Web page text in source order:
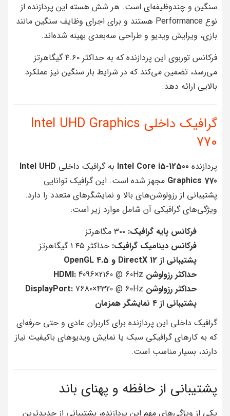
سنگین و چندوظیفه‌ای است. هر شش هسته این پردازنده از
نوع Performance هستند و برای اجرای وظایف سنگین مانند
بازی، ویرایش ویدیو و طراحی سه‌بعدی بهینه شده‌اند.
فرکانس توربوی این پردازنده که به حداکثر ۴.۶۰ گیگاهرتز
می‌رسد، تضمین می‌کند که در شرایط بار سنگین نیز عملکرد
بالایی ارائه دهد.
گرافیک داخلی Intel UHD Graphics
770
پردازنده Intel Core i5-12500 به گرافیک داخلی Intel UHD
Graphics 770 مجهز شده است. این گرافیک توانایی
پشتیبانی از رزولوشن‌های بالا و نمایشگرهای متعدد را دارد.
ویژگی‌های گرافیکی آن شامل موارد زیر است:
فرکانس پایه گرافیک:
فرکانس دینامیک گرافیک: حداکثر ۱.۴۵ گیگاهرتز
پشتیبانی از DirectX 12 و OpenGL 4.5
حداکثر رزولوشن HDMI: 4096×2160 @ 60Hz
حداکثر رزولوشن DisplayPort: 7680×4320 @ 60Hz
پشتیبانی از ۴ نمایشگر همزمان
گرافیک داخلی این پردازنده برای کاربران عادی و حتی حرفه‌ای
که به کارهای گرافیکی سبک یا نمایش ویدیوهای باکیفیت نیاز
دارند، بسیار مناسب است.
پشتیبانی از حافظه و پهنای باند
یکی از ویژگی‌های مهم این پردازنده، پشتیبانی از جدیدترین